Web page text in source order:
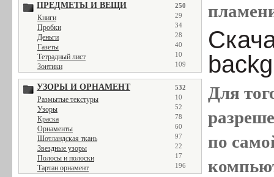
ПРЕДМЕТЫ И ВЕЩИ 250
Книги 29
Пробки 34
Деньги 28
Газеты 40
Тетрадный лист 10
Зонтики 109
УЗОРЫ И ОРНАМЕНТ 532
Размытые текстуры 10
Узоры 52
Краска 78
Орнаменты 60
Шотландская ткань 97
Звездные узоры 22
Полосы и полоски 17
Тартан орнамент 196
Для
по